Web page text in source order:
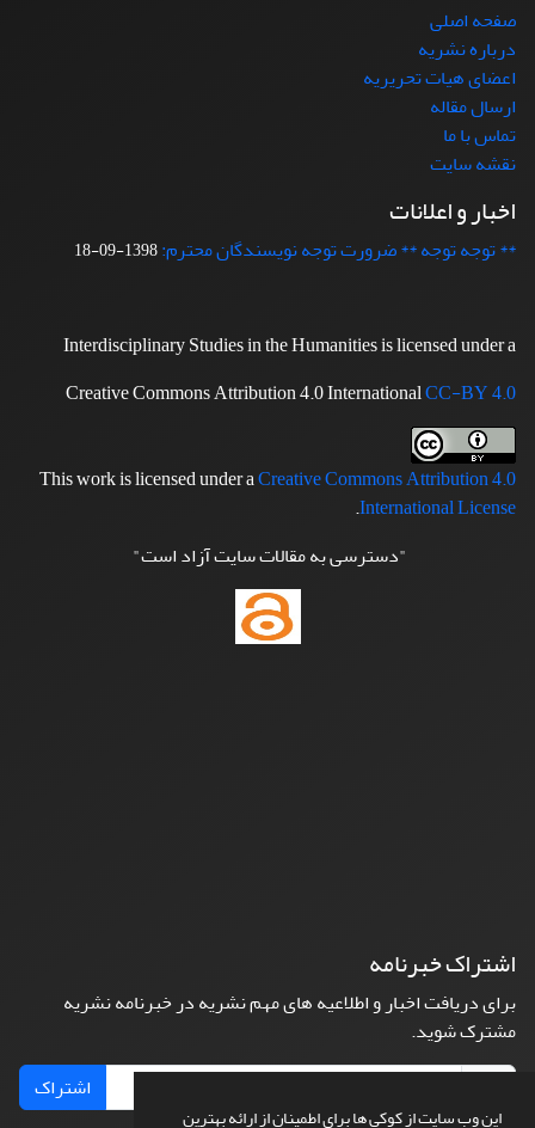
این وب سایت از کوکی ها برای اطمینان از ارائه بهترین
صفحه اصلی
درباره نشریه
اعضای هیات تحریریه
ارسال مقاله
تماس با ما
نقشه سایت
اخبار و اعلانات
** توجه توجه ** ضرورت توجه نویسندگان محترم:1398-09-18
Interdisciplinary Studies in the Humanities is licensed under a
Creative Commons Attribution 4.0 InternationalCC-BY 4.0
This work is licensed under aCreative Commons Attribution 4.0
International License
.
"دسترسی به مقالات سایت آزاد است"
اشتراک خبرنامه
برای دریافت اخبار و اطلاعیه های مهم نشریه در خبرنامه نشریه
مشترک شوید.
اشتراک